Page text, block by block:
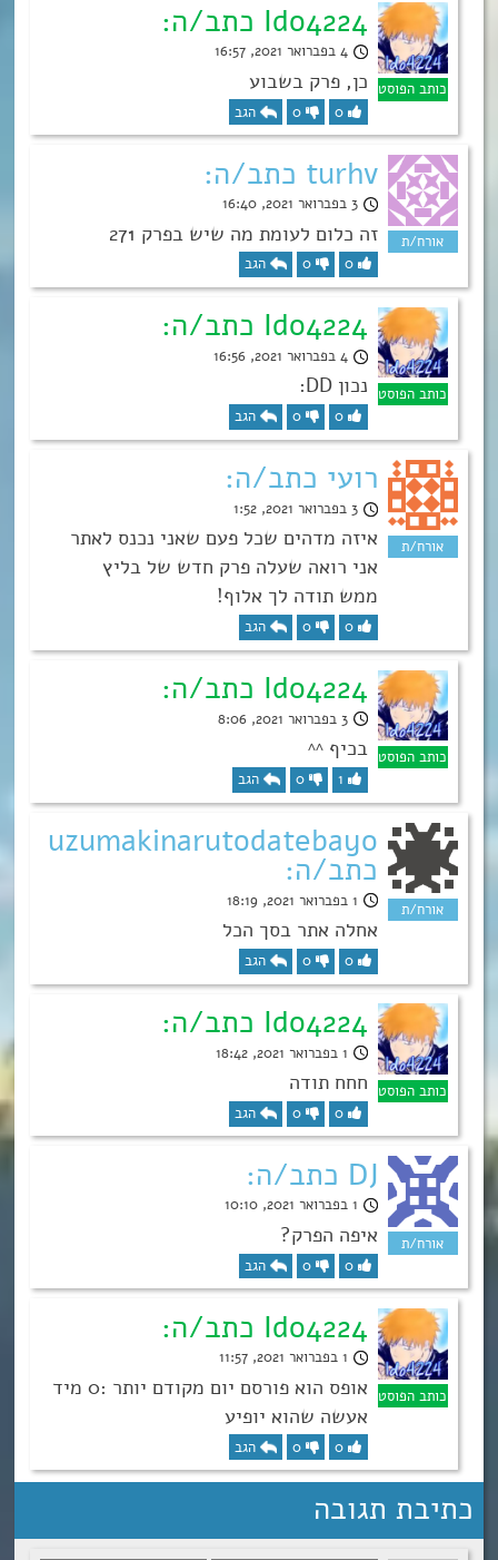
Ido4224 כתב/ה:
4 בפברואר 2021, 16:57
כן, פרק בשבוע
0
0 הגב
turhv כתב/ה:
3 בפברואר 2021, 16:40
זה כלום לעומת מה שיש בפרק 271
0
0 הגב
Ido4224 כתב/ה:
4 בפברואר 2021, 16:56
נכון DD:
0
0 הגב
רועי כתב/ה:
3 בפברואר 2021, 1:52
איזה מדהים שכל פעם שאני נכנס לאתר
אני רואה שעלה פרק חדש של בליץ
ממש תודה לך אלוף!
0
0 הגב
Ido4224 כתב/ה:
3 בפברואר 2021, 8:06
בכיף ^^
1
0 הגב
uzumakinarutodatebayo
כתב/ה:
1 בפברואר 2021, 18:19
אחלה אתר בסך הכל
0
0 הגב
Ido4224 כתב/ה:
1 בפברואר 2021, 18:42
חחח תודה
0
0 הגב
DJ כתב/ה:
1 בפברואר 2021, 10:10
איפה הפרק?
0
0 הגב
Ido4224 כתב/ה:
1 בפברואר 2021, 11:57
אופס הוא פורסם יום מקודם יותר :0 מיד
אעשה שהוא יופיע
0
0 הגב
כתיבת תגובה